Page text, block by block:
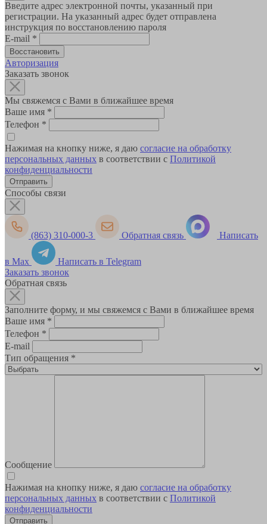
Введите адрес электронной почты, указанный при
регистрации. На указанный адрес будет отправлена
инструкция по восстановлению пароля
E-mail *
Авторизация
Заказать звонок
Мы свяжемся с Вами в ближайшее время
Ваше имя *
Телефон *
Нажимая на кнопку ниже, я даю согласие на обработку
персональных данных в соответствии с Политикой
конфиденциальности
Способы связи
(863) 310-000-3 Обратная связь Написать
в Max
Написать в Telegram
Заказать звонок
Обратная связь
Заполните форму, и мы свяжемся с Вами в ближайшее время
Ваше имя *
Телефон *
E-mail
Тип обращения *
Сообщение
Нажимая на кнопку ниже, я даю согласие на обработку
персональных данных в соответствии с Политикой
конфиденциальности